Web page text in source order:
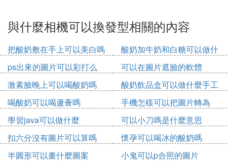
B. 鎹㈠彂鍨嬬殑app鍝涓濂界敤鍏嶈垂
鎹鎴戜簡瑙ｆ崲鍙戝瀷鐨勫厤璐硅蔣浠跺備笅錛
1銆丗aceu鍙戝瀷鐩告満錛氬埄鐢ㄤ漢鑴歌瘑鍒鎶鏈
錛屾彁渚涘氭懼彂鍨嬮庢牸鐨勫揩閫熷尮閰嶃
2銆佸彂鍨嬪眿錛氶泦鎴愪簡浜鴻劯璇嗗埆鍜屽氱嶅
彂鍨嬮夋嫨錛屾柟渚挎垜浠鎵懼埌瀹岀編鍙戝瀷銆
3銆佸彂鍨嬬浉鏈猴細涓撲負鐖辯編浜哄＋璁捐★紝
鎻愪緵鑴稿瀷鍒嗘瀽銆佽瘯鍙戝瀷銆佽捐″彂鍨嬬瓑
鍔熻兘銆
與什麼相機可以換發型相關的內容
把酸奶敷在手上可以美白嗎
酸奶加牛奶和白糖可以做什
麼
ps出來的圖片可以彩打么
可以在圖片遮臉的軟體
激素臉晚上可以喝酸奶嗎
酸奶飲品盒可以做什麼手工
喝酸奶可以喝蘆薈嗎
手機怎樣可以把圖片轉為
pdf
學習java可以做什麼
可以小刀嗎是什麼意思
扣六分沒有圖片可以算嗎
懷孕可以喝冰的酸奶嗎
半圓形可以畫什麼圖案
小鬼可以p合照的圖片